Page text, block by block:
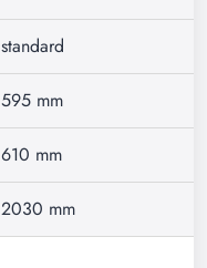
standard
595 mm
610 mm
2030 mm